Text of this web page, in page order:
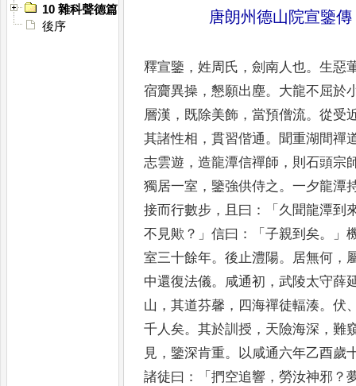
10 雜科聲德篇
後序
唐朗州德山院宣鑒傳
釋宣鑒 ，姓周氏 ，劍南人也。生惡
宿齎異操 ，懇願出塵。 大龍不屈於
層漢 ， 既除美飾 ，當預僧流。從受
其諸性相 ，貫習偕通。
聞重湖間禪
志雲遊 ，造龍潭信禪師 ， 則石頭宗
獨居一室 ，鑒強供侍之。一夕龍潭
接而行數步 ， 且曰 ：「 久聞龍潭到
不見歟 ？」信曰 ：「子親到矣。」
室三十餘年。後止澧陽。 居無何 ，
中還復法儀。 咸通初 ，武陵太守薛
山 ，其道芬馨 ， 四海禪徒輻湊。伏
千人矣。其於訓授 ， 天險海深 ，難
見 ，鑒深肯重。 以咸通六年乙酉歲
諸徒曰 ：「捫空追響 ，勞汝神邪 ？